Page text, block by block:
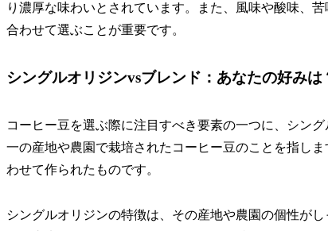
り濃厚な味わいとされています。また、風味や酸味、
合わせて選ぶことが重要です。
シングルオリジンvsブレンド：あなたの好みは
コーヒー豆を選ぶ際に注目すべき要素の一つに、シン
一の産地や農園で栽培されたコーヒー豆のことを指し
わせて作られたものです。
シングルオリジンの特徴は、その産地や農園の個性が